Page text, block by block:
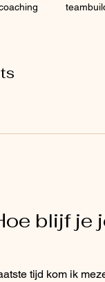
blijf je
tijd kom ik